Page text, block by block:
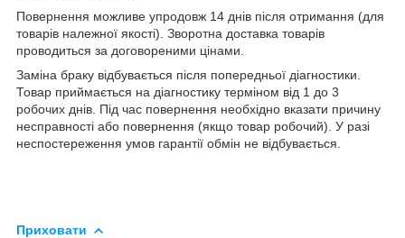
Повернення можливе упродовж 14 днів після отримання (для
товарів належної якості). Зворотна доставка товарів
проводиться за договореними цінами.
Заміна браку відбувається після попередньої діагностики.
Товар приймається на діагностику терміном від 1 до 3
робочих днів. Під час повернення необхідно вказати причину
несправності або повернення (якщо товар робочий). У разі
неспостереження умов гарантії обмін не відбувається.
Приховати